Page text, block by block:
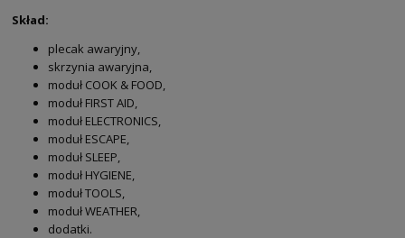
Skład:
plecak awaryjny,
skrzynia awaryjna,
moduł COOK & FOOD,
moduł FIRST AID,
moduł ELECTRONICS,
moduł ESCAPE,
moduł SLEEP,
moduł HYGIENE,
moduł TOOLS,
moduł WEATHER,
dodatki.